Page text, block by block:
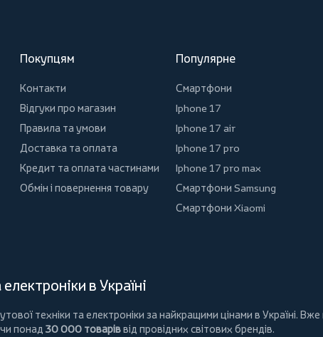
Покупцям
Контакти
Відгуки про магазин
Правила та умови
Доставка та оплата
Кредит та оплата частинами
Обмін і повернення товару
Популярне
Смартфони
Iphone 17
Iphone 17 air
Iphone 17 pro
Iphone 17 pro max
Смартфони Samsung
Смартфони Xiaomi
в Україні
техніки та електроніки за найкращими цінами в Україні.
понад 30 000 товаріввід провідних світових брендів.